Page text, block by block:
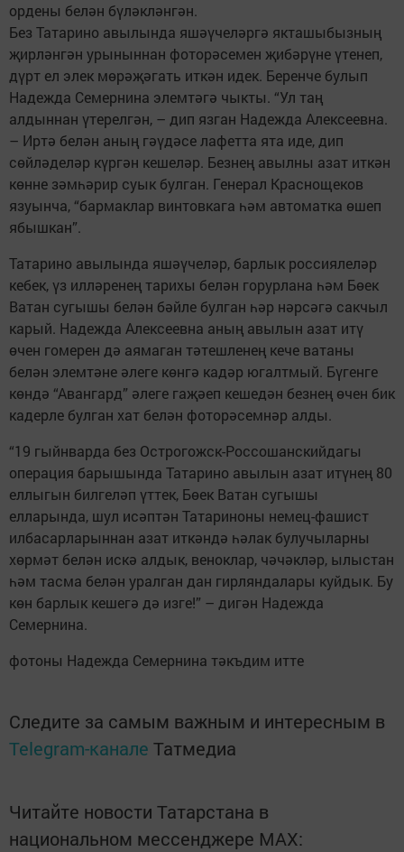
ордены белән бүләкләнгән.
Без Татарино авылында яшәү­­челәргә якташы­бызның
җирләнгән урыныннан фоторәсемен җи­бәрүне үтенеп,
дүрт ел элек мөрәҗәгать иткән идек. Беренче булып
Надежда Семернина элемтәгә чыкты. “Ул таң
алдыннан үте­релгән, – дип язган Надежда Алексеевна.
– Иртә белән аның гәүдәсе лафетта ята иде, дип
сөйләделәр күргән кешеләр. Безнең авылны азат иткән
көнне зәмһәрир суык булган. Генерал Краснощеков
язуынча, “бармаклар винтовкага һәм автоматка өшеп
ябышкан”.
Татарино ­авылында яшәү­­­челәр, барлык ­рос­­си­­я­леләр
кебек, үз ил­ләренең тарихы белән горурлана һәм Бөек
Ватан сугышы белән бәйле булган һәр нәрсәгә сакчыл
карый. Надежда Алексеевна аның авы­лын азат итү
өчен гомерен дә аямаган тәтешленең кече ватаны
белән элемтәне әлеге көнгә кадәр югалт­мый. Бүгенге
көндә “Авангард” әлеге гаҗәеп кешедән безнең өчен бик
кадерле булган хат белән фоторәсемнәр алды.
“19 гыйнварда без Острогожск-Россошанскийдагы
операция барышында Татарино авылын азат итүнең 80
еллыгын билгеләп үттек, Бөек Ватан сугышы
елларында, шул исәптән Татариноны немец-фашист
илбасарларыннан азат иткәндә һәлак булучыларны
хөрмәт белән искә алдык, венок­лар, чәчәкләр, ылыстан
һәм тасма белән уралган дан гирляндалары куйдык. Бу
көн барлык кешегә дә изге!” – дигән Надежда
Семернина.
фотоны Надежда Семернина тәкъдим итте
Следите за самым важным и интересным в
Telegram-канале Татмедиа
Читайте новости Татарстана в
национальном мессенджере MАХ: